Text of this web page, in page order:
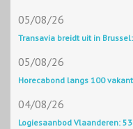
05/08/26
Transavia breidt uit in
05/08/26
Horecabond langs 100
04/08/26
Logiesaanbod Vlaanderen: